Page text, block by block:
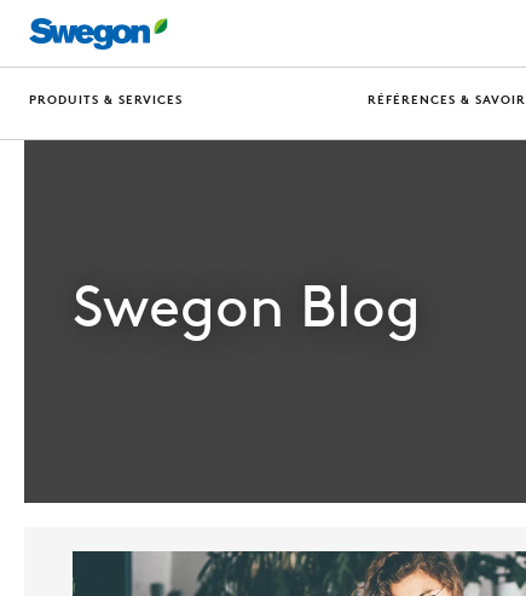
PRODUITS & SERVICES RÉFÉRENCES & SAVOIR
Swegon Blog